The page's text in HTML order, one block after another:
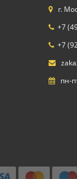
г.
+7
+7
пн-